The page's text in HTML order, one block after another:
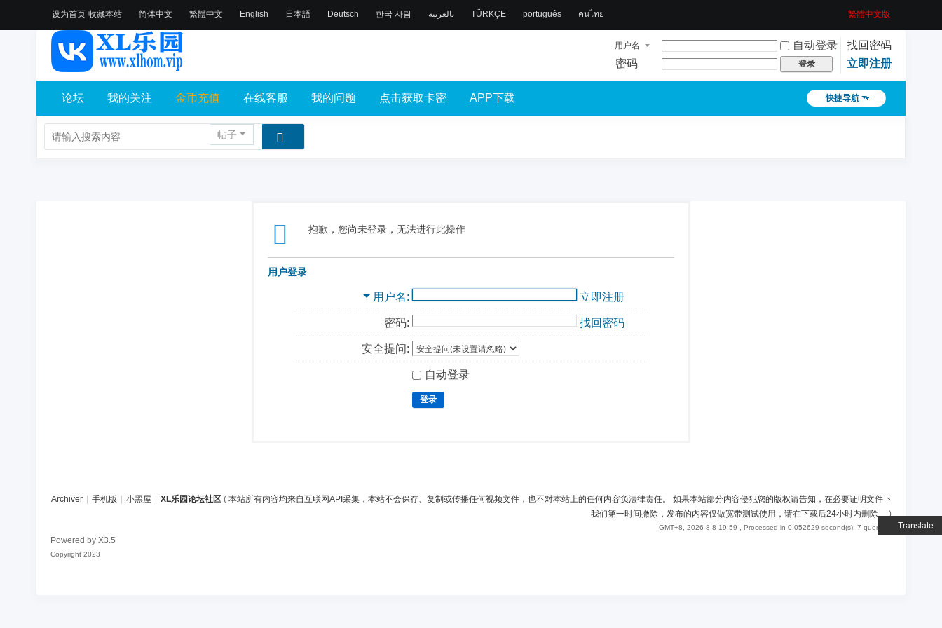
设为首页 收藏本站
Translate
简体中文 繁體中文 English 日本語 Deutsch 한국 사람 بالعربية TÜRKÇE português คนไทย 繁體中文版
用户名 自动登录
找回密码
密码
登录 立即注册
快捷导航
论坛 我的关注 金币充值 在线客服 我的问题 点击获取卡密 APP下载
帖子
抱歉，您尚未登录，无法进行此操作
用户登录
用户名 立即注册
密码: 找回密码
安全提问:
自动登录
登录
Archiver 手机版 小黑屋 XL乐园论坛社区 ( 本站所有内容均来自互联网API采集，本站不会保存、复制或传播任何视频文件，也不对本站上的任何内容负法律责任。 如果本站部分内容侵犯您的版权请告知，在必要证明文件下
我们第一时间撤除，发布的内容仅做宽带测试使用，请在下载后24小时内删除。)
GMT+8, 2026-8-8 19:59 , Processed in 0.052629 second(s), 7 queries .
Powered by X3.5
Copyright 2023